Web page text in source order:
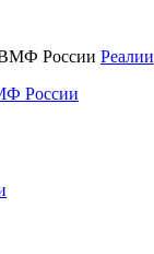
Реалии
России